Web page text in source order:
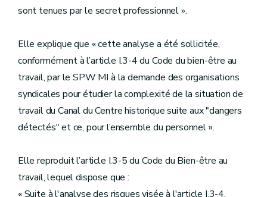
sont tenues par le secret professionnel ».
Elle explique que « cette analyse a été sollicitée,
conformément à l’article I.3-4 du Code du bien-être au
travail, par le SPW MI à la demande des organisations
syndicales pour étudier la complexité de la situation de
travail du Canal du Centre historique suite aux "dangers
détectés" et ce, pour l’ensemble du personnel ».
Elle reproduit l’article I.3-5 du Code du Bien-être au
travail, lequel dispose que :
« Suite à l'analyse des risques visée à l'article I.3-4,